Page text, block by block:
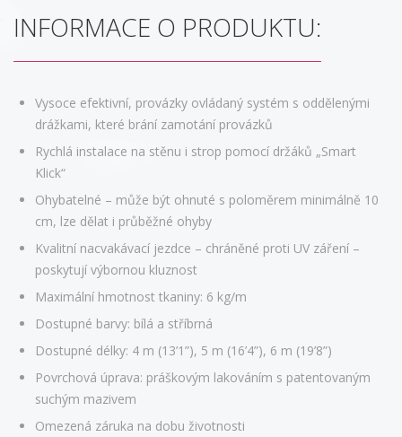
INFORMACE O PRODUKTU:
Vysoce efektivní, provázky ovládaný systém s oddělenými
drážkami, které brání zamotání provázků
Rychlá instalace na stěnu i strop pomocí držáků „Smart
Klick“
Ohybatelné – může být ohnuté s poloměrem minimálně 10
cm, lze dělat i průběžné ohyby
Kvalitní nacvakávací jezdce – chráněné proti UV záření –
poskytují výbornou kluznost
Maximální hmotnost tkaniny: 6 kg/m
Dostupné barvy: bílá a stříbrná
Dostupné délky: 4 m (13’1”), 5 m (16’4”), 6 m (19’8”)
Povrchová úprava: práškovým lakováním s patentovaným
suchým mazivem
Omezená záruka na dobu životnosti